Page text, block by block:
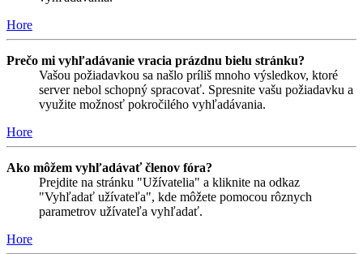
Hore
Prečo mi vyhľadávanie vracia prázdnu bielu stránku?
Vašou požiadavkou sa našlo príliš mnoho výsledkov, ktoré
server nebol schopný spracovať. Spresnite vašu požiadavku a
využite možnosť pokročilého vyhľadávania.
Hore
Ako môžem vyhľadávať členov fóra?
Prejdite na stránku "Užívatelia" a kliknite na odkaz
"Vyhľadať užívateľa", kde môžete pomocou rôznych
parametrov užívateľa vyhľadať.
Hore